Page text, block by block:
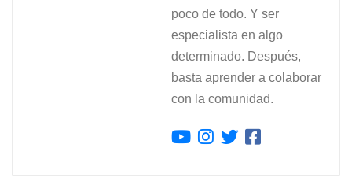
poco de todo. Y ser
especialista en algo
determinado. Después,
basta aprender a colaborar
con la comunidad.